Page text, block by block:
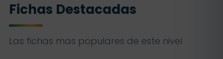
Fichas Destacadas
Las fichas mas populares de este nivel